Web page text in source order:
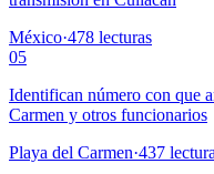
México·478 lecturas
05
Identifican número con que
Carmen y otros funcionarios
Playa del Carmen·437